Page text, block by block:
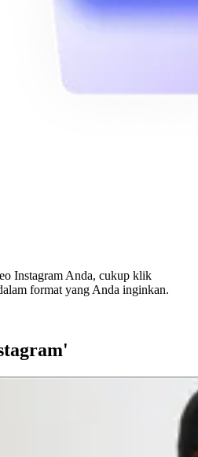
Instagram Anda, cukup klik
format yang Anda inginkan.